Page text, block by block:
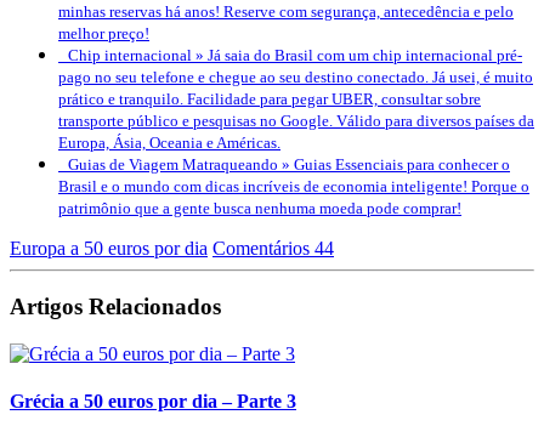
minhas reservas há anos! Reserve com segurança, antecedência e pelo
melhor preço!
Chip internacional » Já saia do Brasil com um chip internacional pré-
pago no seu telefone e chegue ao seu destino conectado. Já usei, é muito
prático e tranquilo. Facilidade para pegar UBER, consultar sobre
transporte público e pesquisas no Google. Válido para diversos países da
Europa, Ásia, Oceania e Américas.
Guias de Viagem Matraqueando » Guias Essenciais para conhecer o
Brasil e o mundo com dicas incríveis de economia inteligente! Porque o
patrimônio que a gente busca nenhuma moeda pode comprar!
Europa a 50 euros por dia Comentários 44
Artigos Relacionados
Grécia a 50 euros por dia – Parte 3